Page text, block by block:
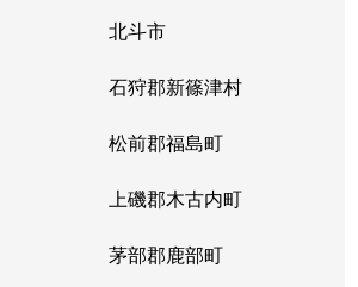
北斗市
石狩郡新篠津村
松前郡福島町
上磯郡木古内町
茅部郡鹿部町